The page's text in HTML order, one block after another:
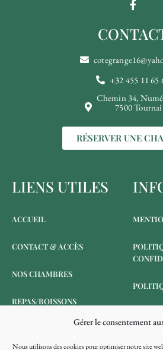
Gérer le consentement
Nous utilisons des cookies pour optimiser notre site
+32 455 11 65
Chemin 34,
7500 Tournai
RÉSERVER UNE
LIENS UTILES
ACCUEIL
CONTACT & ACCÈS
NOS CHAMBRES
REPAS/BOISSONS